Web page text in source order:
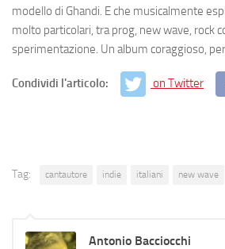
modello di Ghandi. E che musicalmente
molto particolari, tra prog, new wave, rock
sperimentazione. Un album coraggioso,
Condividi l'articolo: on Twitter
Tag: cantautore indie italiani new wave
Antonio Bacciocchi